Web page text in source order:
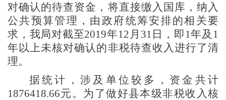
对确认的待查资金，将直接缴入国库，纳入
公共预算管理，由政府统筹安排的相关要
求，我局对截至2019年12月31日，即1年及1
年以上未核对确认的非税待查收入进行了清
理。
据统计，涉及单位较多，资金共计
1876418.66元。为了做好县本级非税收入核